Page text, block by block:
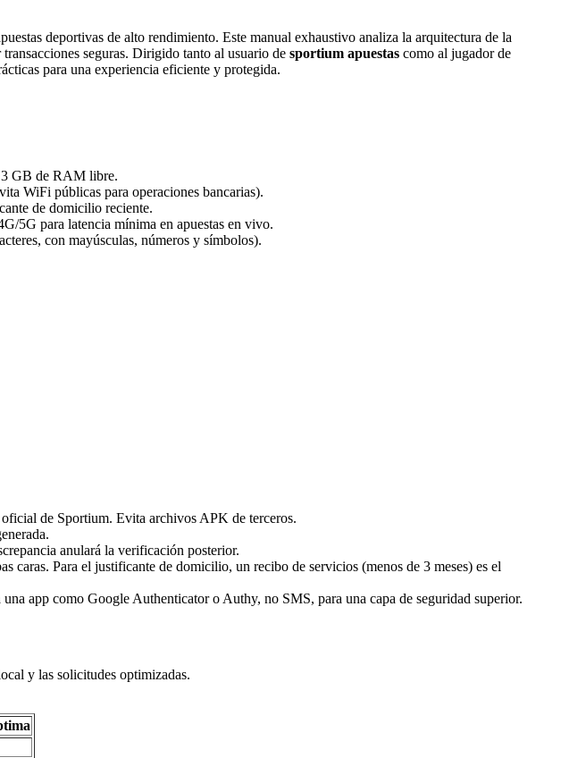
deportivas de alto rendimiento. Este manual exhaustivo analiza la arquitectura de la
seguras. Dirigido tanto al usuario de sportium apuestas como al jugador de
para una experiencia eficiente y protegida.
3 GB de RAM libre.
WiFi públicas para operaciones bancarias).
de domicilio reciente.
5G para latencia mínima en apuestas en vivo.
con mayúsculas, números y símbolos).
de Sportium. Evita archivos APK de terceros.
anulará la verificación posterior.
Para el justificante de domicilio, un recibo de servicios (menos de 3 meses) es el
app como Google Authenticator o Authy, no SMS, para una capa de seguridad superior.
y las solicitudes optimizadas.